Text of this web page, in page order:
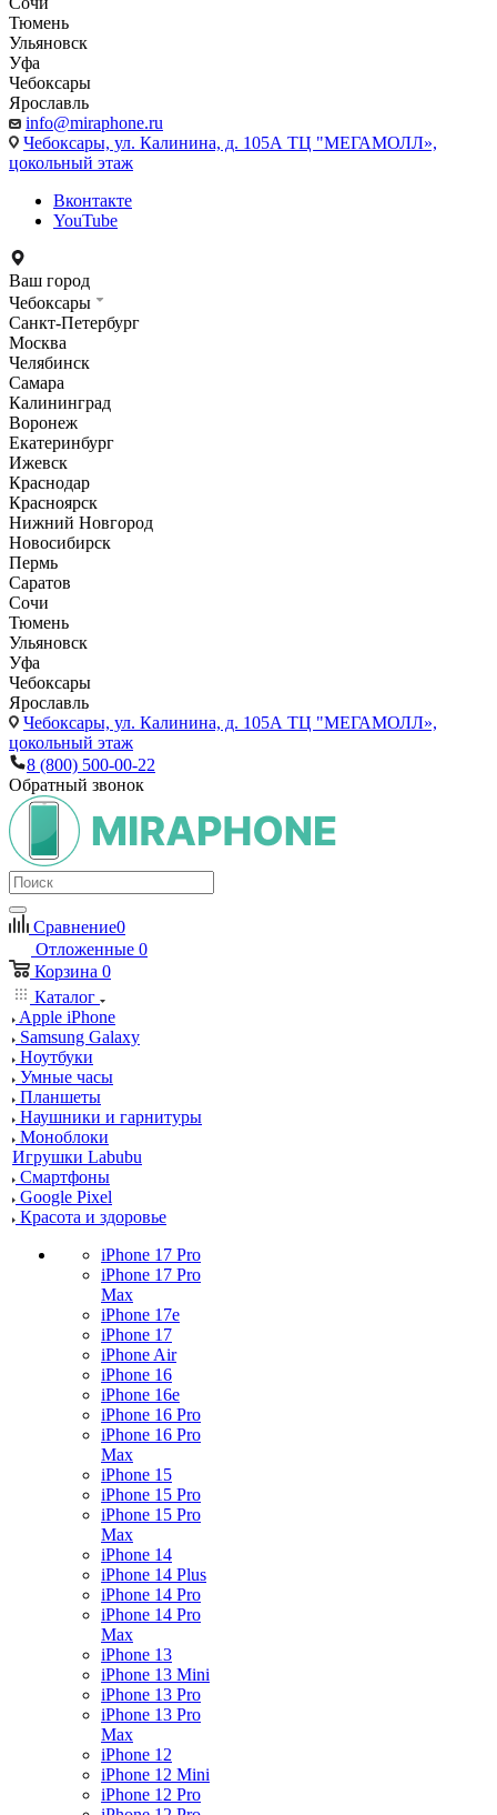
Тюмень
Ульяновск
Уфа
Чебоксары
Ярославль
info@miraphone.ru
Чебоксары, ул. Калинина, д. 105А ТЦ "МЕГАМОЛЛ»,
цокольный этаж
Вконтакте
YouTube
Ваш город
Чебоксары
Санкт-Петербург
Москва
Челябинск
Самара
Калининград
Воронеж
Екатеринбург
Ижевск
Краснодар
Красноярск
Нижний Новгород
Новосибирск
Пермь
Саратов
Сочи
Тюмень
Ульяновск
Уфа
Чебоксары
Ярославль
Чебоксары, ул. Калинина, д. 105А ТЦ "МЕГАМОЛЛ»,
цокольный этаж
8 (800) 500-00-22
Обратный звонок
Сравнение0
Отложенные 0
Корзина 0
Каталог
Apple iPhone
Samsung Galaxy
Ноутбуки
Умные часы
Планшеты
Наушники и гарнитуры
Моноблоки
Игрушки Labubu
Смартфоны
Google Pixel
Красота и здоровье
iPhone 17 Pro
iPhone 17 Pro
Max
iPhone 17e
iPhone 17
iPhone Air
iPhone 16
iPhone 16e
iPhone 16 Pro
iPhone 16 Pro
Max
iPhone 15
iPhone 15 Pro
iPhone 15 Pro
Max
iPhone 14
iPhone 14 Plus
iPhone 14 Pro
iPhone 14 Pro
Max
iPhone 13
iPhone 13 Mini
iPhone 13 Pro
iPhone 13 Pro
Max
iPhone 12
iPhone 12 Mini
iPhone 12 Pro